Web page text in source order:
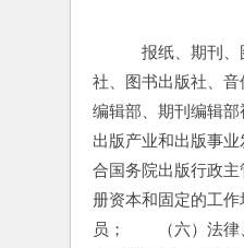
报纸、期刊、
社、图书出版社、
编辑部、期刊编辑
出版产业和出版事
合国务院出版行政
册资本和固定的工
员；　　（六）法